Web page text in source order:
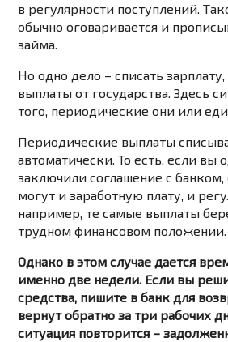
в регулярности поступлений.
обычно оговаривается и
займа.
Но одно дело – списать
выплаты от государства. Здесь
того, периодические они или
Периодические выплаты
автоматически. То есть, если вы
заключили соглашение с банком,
могут и заработную плату, и
например, те самые выплаты
трудном финансовом положении.
Однако в этом случае дается
именно две недели. Если вы
средства, пишите в банк для
вернут обратно за три рабочих
ситуация повторится –